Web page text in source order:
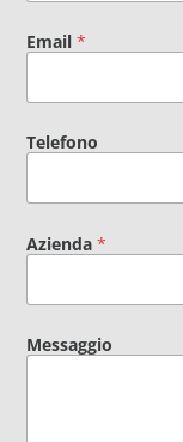
Email*
Telefono
Azienda*
Messaggio